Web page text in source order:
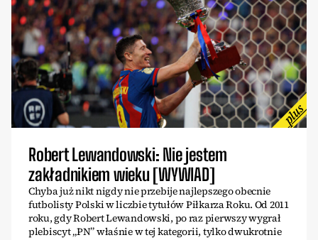
Robert Lewandowski: Nie jestem
zakładnikiem wieku [WYWIAD]
Chyba już nikt nigdy nie przebije najlepszego obecnie
futbolisty Polski w liczbie tytułów Piłkarza Roku. Od 2011
roku, gdy Robert Lewandowski, po raz pierwszy wygrał
plebiscyt „PN” właśnie w tej kategorii, tylko dwukrotnie